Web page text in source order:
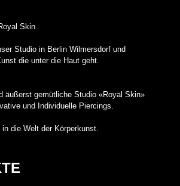
Skin
Studio in Berlin Wilmersdorf und
die unter die Haut geht.
äußerst gemütliche Studio «Royal Skin»
und Individuelle Piercings.
die Welt der Körperkunst.